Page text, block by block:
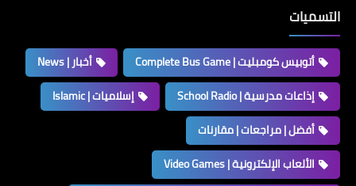
التسميات
أتوبيس كومبليت | Complete Bus Game
أخبار | News
إذاعات مدرسية | School Radio
إسلاميات | Islamic
أفضل | مراجعات | مقارنات
الألعاب الإلكترونية | Video Games